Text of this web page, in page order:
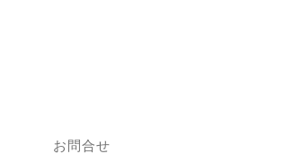
お問合せ